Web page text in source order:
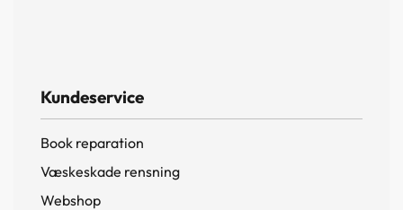
Kundeservice
Book reparation
Væskeskade rensning
Webshop